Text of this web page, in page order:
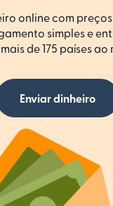
online com
simples e
de 175 países
Enviar dinheiro